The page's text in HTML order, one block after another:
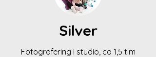
Silver
Fotografering i studio, ca 1,5 tim